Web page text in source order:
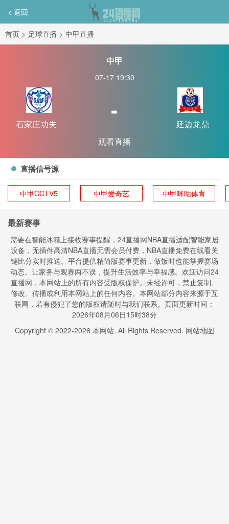
< 返回
首页 > 足球直播 > 中甲直播
中甲
07-17 19:30
石家庄功夫
-
延边龙鼎
观看直播
直播信号源
中甲CCTV5 中甲爱奇艺 中甲咪咕体育
最新赛事
需要在智能冰箱上接收赛事提醒，24直播网NBA直播适配智能家居
设备，无插件高清NBA直播无需会员付费，NBA直播免费在线看关
键比分实时推送。平台提供精简版赛事更新，做饭时也能掌握赛场
动态。让家务与观赛两不误，提升生活效率与幸福感。欢迎访问24
直播网，本网站上的所有内容受版权保护。未经许可，禁止复制、
修改、传播或利用本网站上的任何内容。本网站部分内容来源于互
联网，若有侵犯了您的版权请随时与我们联系。页面更新时间：
2026年08月06日15时38分
Copyright © 2022-2026 本网站. All Rights Reserved. 网站地图